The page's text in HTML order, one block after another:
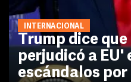
INTERNACIONAL
Trump dice
perjudicó a EU'
escándalos